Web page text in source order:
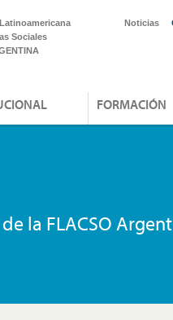
Sociales
Noticias
FORMACIÓN
la FLACSO